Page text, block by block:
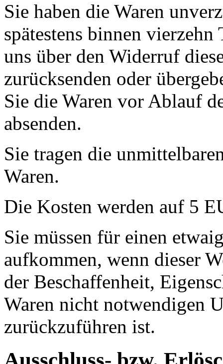
Sie haben die Waren
spätestens binnen vierzehn
uns über den Widerruf
zurücksenden oder
Sie die Waren vor Ablauf
absenden.
Sie tragen die
Waren.
Die Kosten werden auf 5
Sie müssen für einen
aufkommen, wenn dieser
der Beschaffenheit,
Waren nicht notwendigen
zurückzuführen ist.